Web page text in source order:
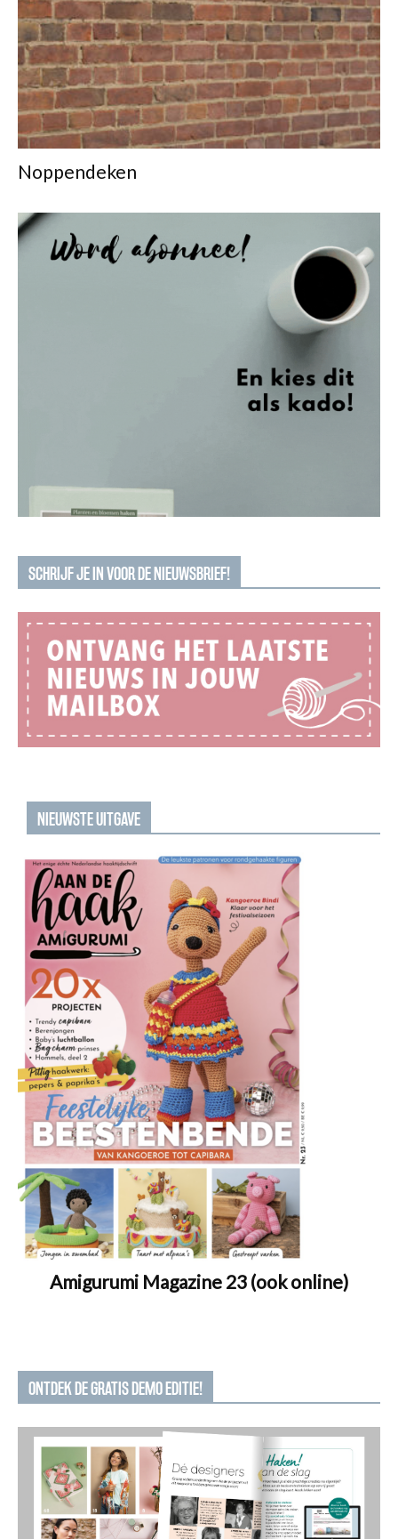
Noppendeken
SCHRIJF JE IN VOOR DE NIEUWSBRIEF!
NIEUWSTE UITGAVE
Amigurumi Magazine 23 (ook online)
ONTDEK DE GRATIS DEMO EDITIE!